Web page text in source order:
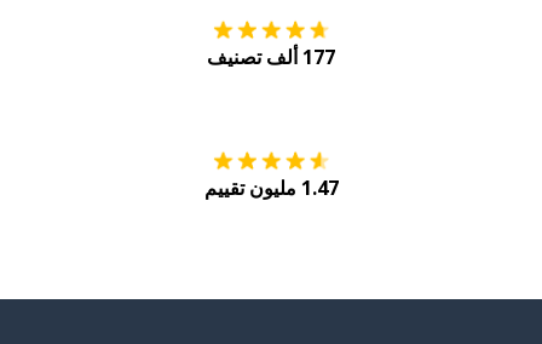
177 ألف تصنيف
1.47 مليون تقييم